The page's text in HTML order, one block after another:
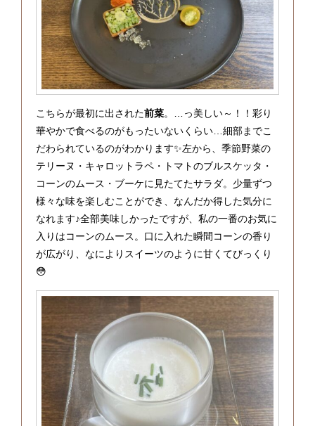
こちらが最初に出された前菜。…っ美しい～！！彩り
華やかで食べるのがもったいないくらい…細部までこ
だわられているのがわかります✨左から、季節野菜の
テリーヌ・キャロットラペ・トマトのブルスケッタ・
コーンのムース・ブーケに見たてたサラダ。少量ずつ
様々な味を楽しむことができ、なんだか得した気分に
なれます♪全部美味しかったですが、私の一番のお気に
入りはコーンのムース。口に入れた瞬間コーンの香り
が広がり、なによりスイーツのように甘くてびっくり
😳